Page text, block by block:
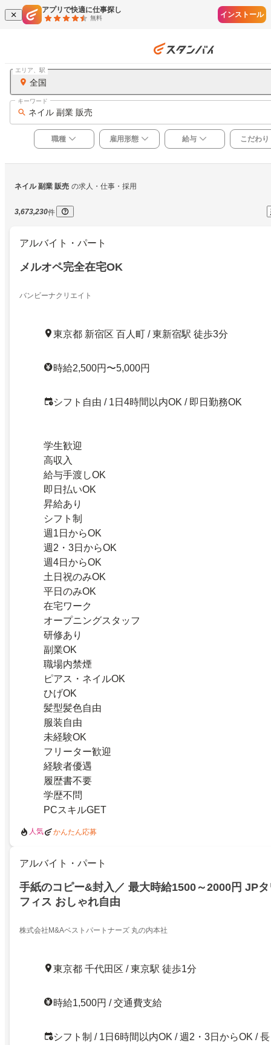
アプリで快適に仕事探し
無料 インストール
全国
エリア、駅
ネイル 副業 販売
キーワード
職種 雇用形態 給与 こだわり
ネイル 副業 販売 の求人・仕事・採用
3,673,230件
アルバイト・パート
メルオペ完全在宅OK
バンビーナクリエイト
東京都 新宿区 百人町 / 東新宿駅 徒歩3分
時給2,500円〜5,000円
シフト自由 / 1日4時間以内OK / 即日勤務OK
学生歓迎
高収入
給与手渡しOK
即日払いOK
昇給あり
シフト制
週1日からOK
週2・3日からOK
週4日からOK
土日祝のみOK
平日のみOK
在宅ワーク
オープニングスタッフ
研修あり
副業OK
職場内禁煙
ピアス・ネイルOK
ひげOK
髪型髪色自由
服装自由
未経験OK
フリーター歓迎
経験者優遇
履歴書不要
学歴不問
PCスキルGET
人気 かんたん応募
アルバイト・パート
手紙のコピー&封入／ 最大時給1500～2000円 JP
フィス おしゃれ自由
株式会社M&Aベストパートナーズ 丸の内本社
東京都 千代田区 / 東京駅 徒歩1分
時給1,500円 / 交通費支給
シフト制 / 1日6時間以内OK / 週2・3日からOK / 長